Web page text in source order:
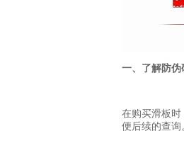
一、了解防伪
在购买滑板
便后续的查询